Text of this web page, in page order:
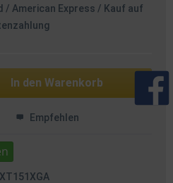
/ American Express / Kauf auf
In den Warenkorb
Empfehlen